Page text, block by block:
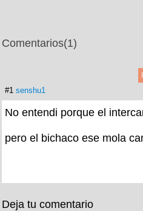
Comentarios(1)
#1 senshu1
No entendi porque el
pero el bichaco ese mola
Deja tu comentario